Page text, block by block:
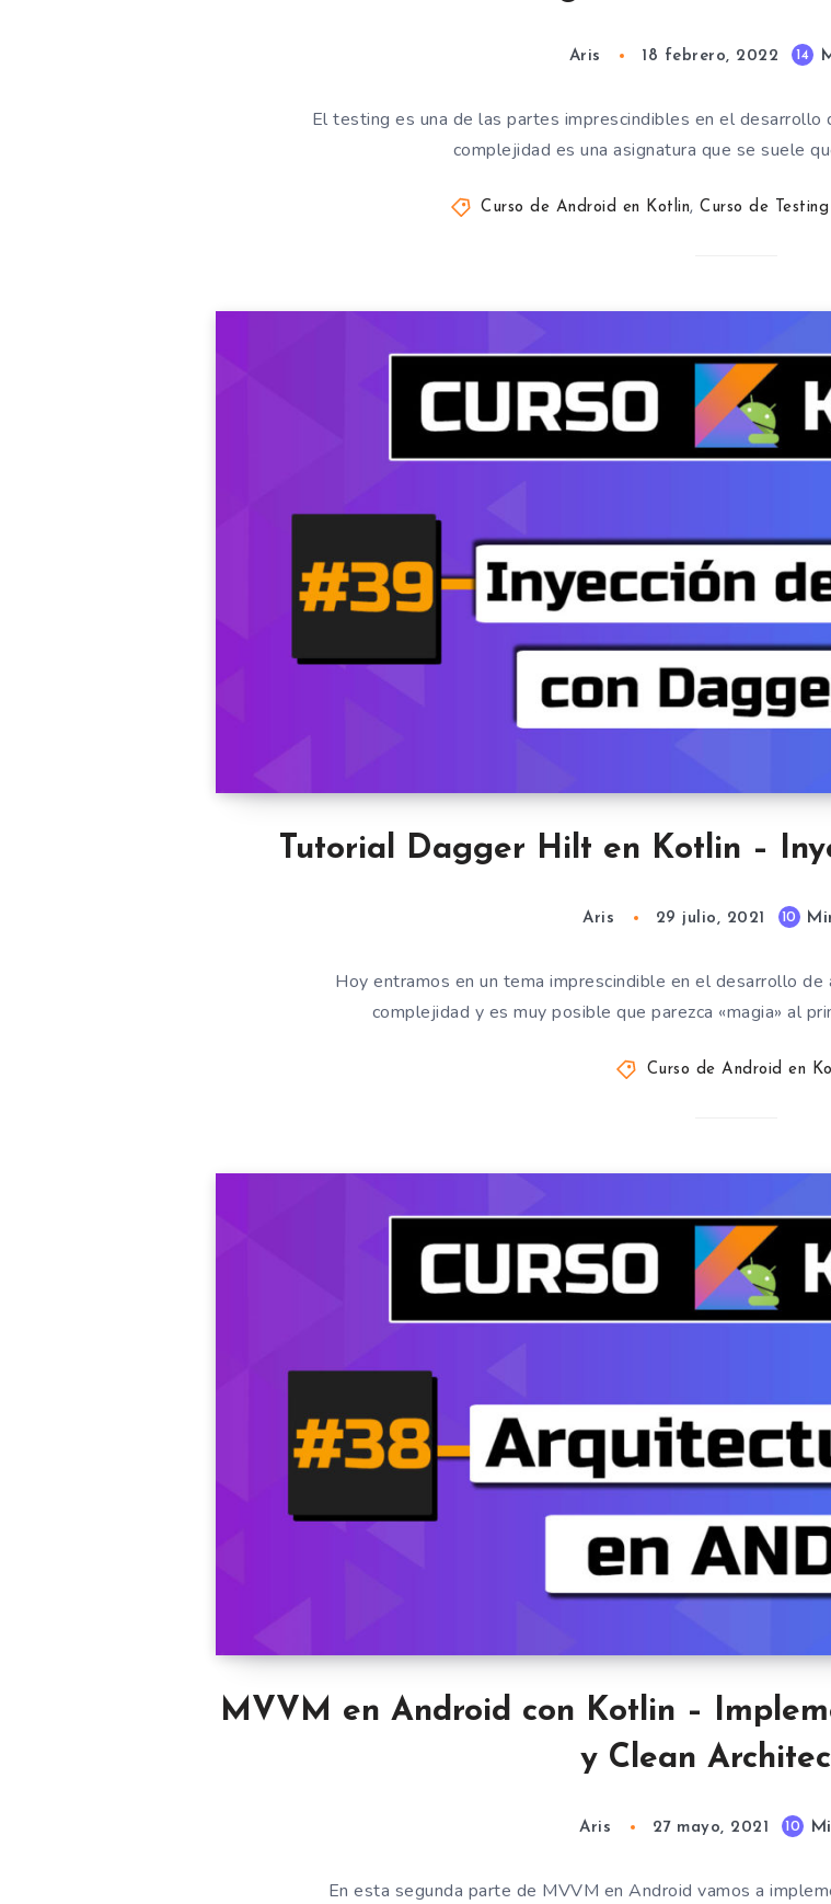
Aris 18 febrero, 2022 14
El testing es una de las partes imprescindibles en el desarrollo
complejidad es una asignatura que se suele
Curso de Android en Kotlin, Curso de
Tutorial Dagger Hilt en Kotlin –
Aris 29 julio, 2021 10
Hoy entramos en un tema imprescindible en el desarrollo
complejidad y es muy posible que parezca «magia» al
Curso de Android en
MVVM en Android con Kotlin –
y Clean
Aris 27 mayo, 2021 10
En esta segunda parte de MVVM en Android vamos a